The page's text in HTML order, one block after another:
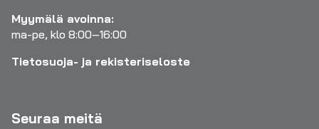
Myymälä avoinna:
ma-pe, klo 8:00–16:00
Tietosuoja- ja rekisteriseloste
Seuraa meitä